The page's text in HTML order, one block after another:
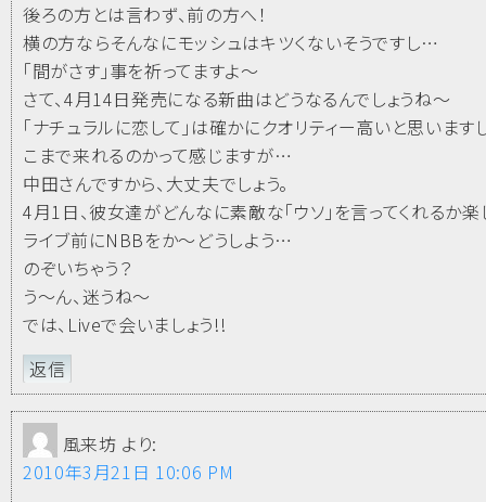
後ろの方とは言わず、前の方へ！
横の方ならそんなにモッシュはキツくないそうですし…
「間がさす」事を祈ってますよ～
さて、4月14日発売になる新曲はどうなるんでしょうね～
「ナチュラルに恋して」は確かにクオリティー高いと思います
こまで来れるのかって感じますが…
中田さんですから、大丈夫でしょう。
4月1日、彼女達がどんなに素敵な「ウソ」を言ってくれるか楽
ライブ前にNBBをか～どうしよう…
のぞいちゃう？
う～ん、迷うね～
では、Liveで会いましょう!!
返信
風来坊 より:
2010年3月21日 10:06 PM